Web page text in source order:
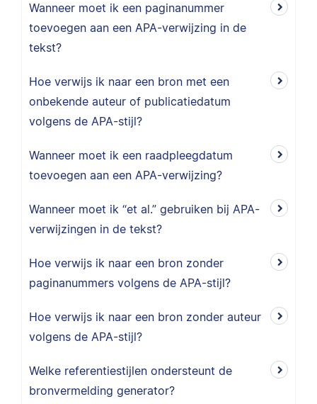
Wanneer moet ik een paginanummer
toevoegen aan een APA-verwijzing in de
tekst?
Hoe verwijs ik naar een bron met een
onbekende auteur of publicatiedatum
volgens de APA-stijl?
Wanneer moet ik een raadpleegdatum
toevoegen aan een APA-verwijzing?
Wanneer moet ik “et al.” gebruiken bij APA-
verwijzingen in de tekst?
Hoe verwijs ik naar een bron zonder
paginanummers volgens de APA-stijl?
Hoe verwijs ik naar een bron zonder auteur
volgens de APA-stijl?
Welke referentiestijlen ondersteunt de
bronvermelding generator?